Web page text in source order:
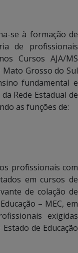
se à formação de
de profissionais
Cursos AJA/MS
Mato Grosso do Sul
fundamental e
Rede Estadual de
as funções de:
profissionais com
em cursos de
de colação de
– MEC, em
exigidas
de Educação